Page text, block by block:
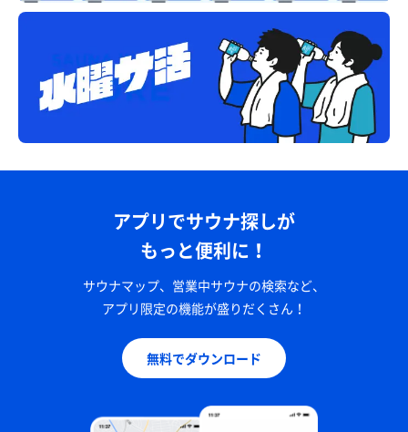
アプリでサウナ探しが
もっと便利に！
サウナマップ、営業中サウナの検索など、
アプリ限定の機能が盛りだくさん！
無料でダウンロード